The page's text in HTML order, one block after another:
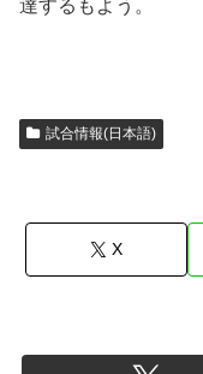
達するもよう。
試合情報(日本語)
X